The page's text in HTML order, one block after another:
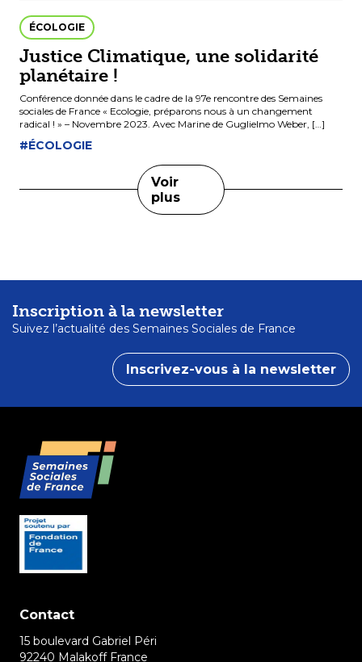
ÉCOLOGIE
Justice Climatique, une solidarité
planétaire !
Conférence donnée dans le cadre de la 97e rencontre des Semaines
sociales de France « Ecologie, préparons nous à un changement
radical ! » – Novembre 2023. Avec Marine de Guglielmo Weber, […]
#ÉCOLOGIE
Voir
plus
Inscription à la newsletter
Suivez l’actualité des Semaines Sociales de France
Inscrivez-vous à la newsletter
Contact
15 boulevard Gabriel Péri
92240 Malakoff France